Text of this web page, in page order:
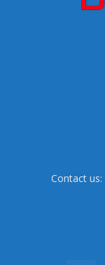
Contact us: